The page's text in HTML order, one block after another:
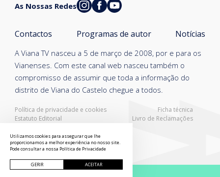
Política de privacidade e cookies
Ficha técnica
Estatuto Editorial
Livro de Reclamações
A Viana TV nasceu a 5 de março de 2008, por e para os
Vianenses. Com este canal web nasceu também o
compromisso de assumir que toda a informação do
distrito de Viana do Castelo chegue a todos.
Contactos Programas de autor Notícias
As Nossas Redes
Utilizamos cookies para assegurar que lhe
proporcionamos a melhor experiência no nosso site.
Pode consultar a nossa Política de Privacidade
GERIR ACEITAR